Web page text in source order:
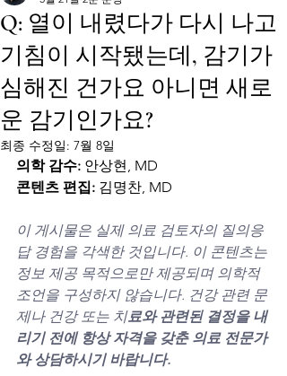
Q: 열이 내렸다가 다시 나고
기침이 시작됐는데, 감기가
심해진 건가요 아니면 새로
운 감기인가요?
최종 수정일: 7월 8일
의학 감수: 안상현, MD
콘텐츠 편집: 김명찬, MD
이 게시물은 실제 의료 검토자의 질의응
답 경험을 각색한 것입니다. 이 콘텐츠는
정보 제공 목적으로만 제공되며 의학적
조언을 구성하지 않습니다. 건강 관련 문
제나 건강 또는 치료와 관련된 결정을 내
리기 전에 항상 자격을 갖춘 의료 전문가
와 상담하시기 바랍니다.